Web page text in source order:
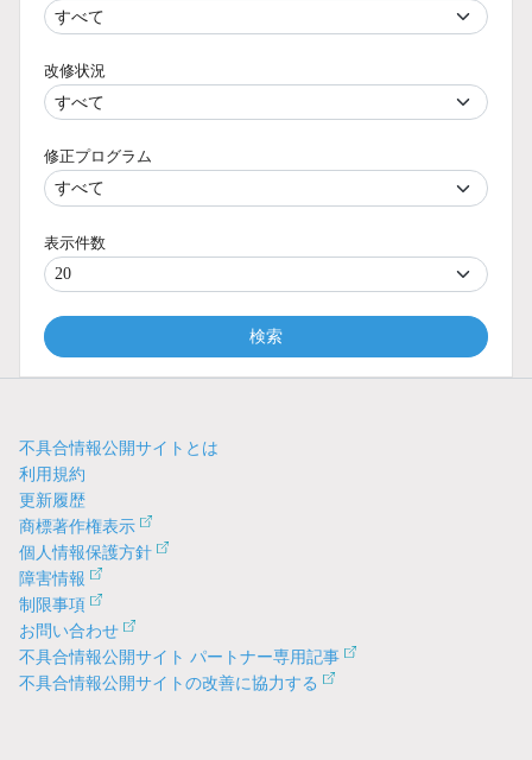
改修状況
修正プログラム
表示件数
検索
不具合情報公開サイトとは
利用規約
更新履歴
商標著作権表示
個人情報保護方針
障害情報
制限事項
お問い合わせ
不具合情報公開サイト パートナー専用記事
不具合情報公開サイトの改善に協力する